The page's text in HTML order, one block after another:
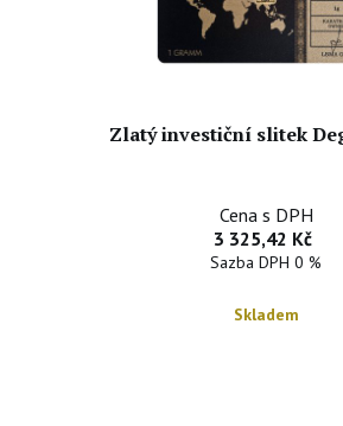
Zlatý investiční slitek
Cena s DPH
3 325,42 Kč
Sazba DPH 0 %
Skladem